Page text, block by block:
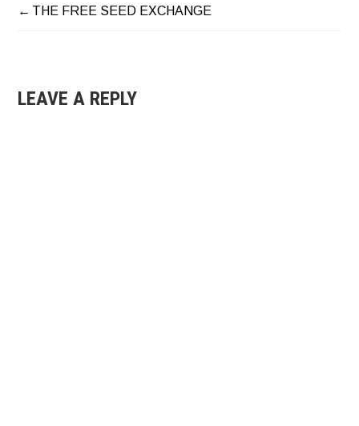
NAVIGAZIONE
THE FREE SEED EXCHANGE
LEAVE A REPLY